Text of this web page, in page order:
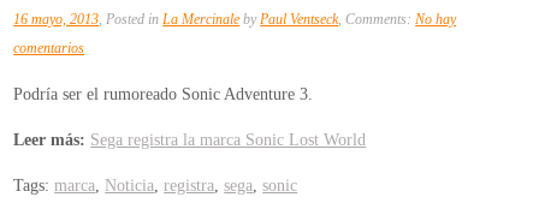
16 mayo, 2013, Posted inLa Mercinale byPaul Ventseck, Comments:No hay
comentariosen
registra
la
Sonic
Podría ser el rumoreado Sonic Adventure 3.
Leer más: Sega registra la marca Sonic Lost World
Tags:marca, Noticia,registra,sega,sonic